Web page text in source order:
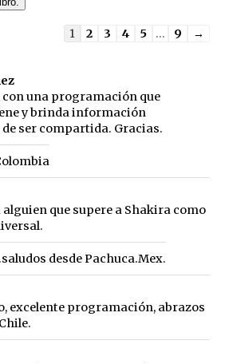
Guestbook
1 2 3 4 5 ... 9
→
con una programación que
y brinda información
ser compartida. Gracias.
que supere a Shakira como
desde Pachuca.Mex.
excelente programación, abrazos